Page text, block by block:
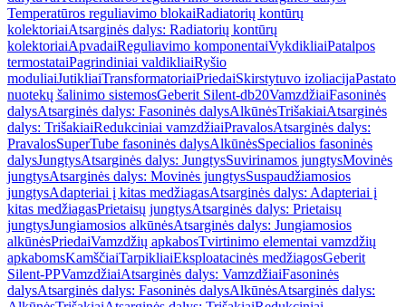
Temperatūros reguliavimo blokaiRadiatorių kontūrų
kolektoriaiAtsarginės dalys: Radiatorių kontūrų
kolektoriaiApvadaiReguliavimo komponentaiVykdikliaiPatalpos
termostataiPagrindiniai valdikliaiRyšio
moduliaiJutikliaiTransformatoriaiPriedaiSkirstytuvo izoliacijaPastato
nuotekų šalinimo sistemosGeberit Silent-db20VamzdžiaiFasoninės
dalysAtsarginės dalys: Fasoninės dalysAlkūnėsTrišakiaiAtsarginės
dalys: TrišakiaiRedukciniai vamzdžiaiPravalosAtsarginės dalys:
PravalosSuperTube fasoninės dalysAlkūnėsSpecialios fasoninės
dalysJungtysAtsarginės dalys: JungtysSuvirinamos jungtysMovinės
jungtysAtsarginės dalys: Movinės jungtysSuspaudžiamosios
jungtysAdapteriai į kitas medžiagasAtsarginės dalys: Adapteriai į
kitas medžiagasPrietaisų jungtysAtsarginės dalys: Prietaisų
jungtysJungiamosios alkūnėsAtsarginės dalys: Jungiamosios
alkūnėsPriedaiVamzdžių apkabosTvirtinimo elementai vamzdžių
apkabomsKamščiaiTarpikliaiEksploatacinės medžiagosGeberit
Silent-PPVamzdžiaiAtsarginės dalys: VamzdžiaiFasoninės
dalysAtsarginės dalys: Fasoninės dalysAlkūnėsAtsarginės dalys: